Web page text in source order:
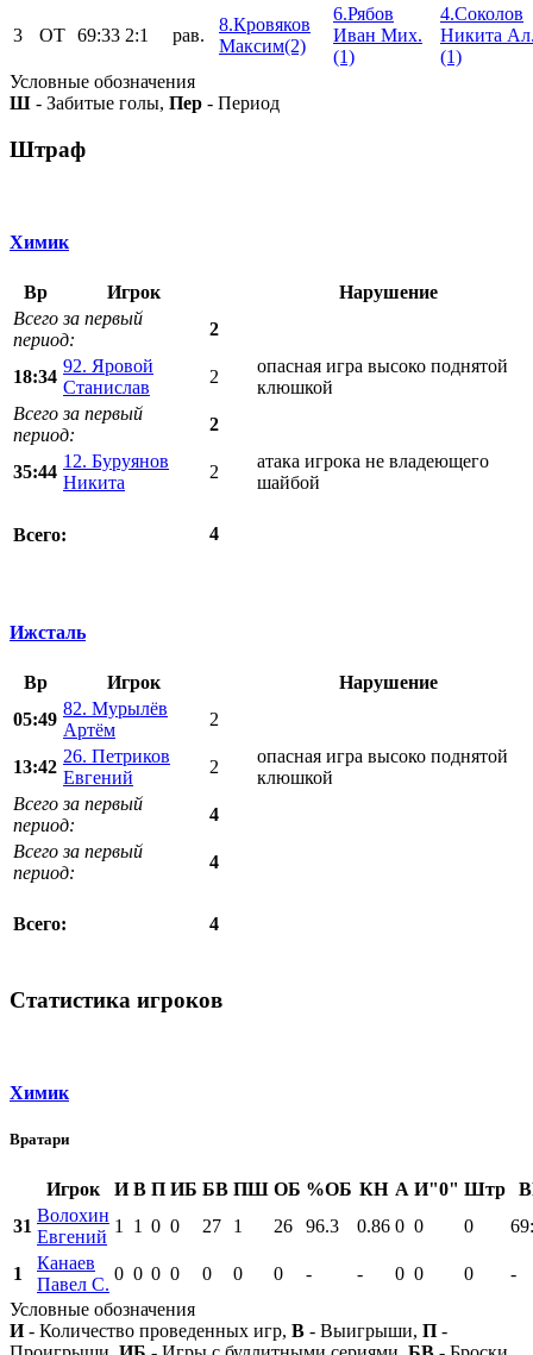
3 ОТ 69:33 2:1 рав.
8.Кровяков
Максим(2)
6.Рябов
Иван Мих.
(1)
4.Соколов
Никита
(1)
Условные обозначения
Ш - Забитые голы, Пер - Период
Штраф
Химик
Вр Игрок
Нарушение
Всего за первый
период:
2
18:34
92. Яровой
Станислав
2
опасная игра высоко поднятой
клюшкой
Всего за первый
период:
2
35:44
12. Буруянов
Никита
2
атака игрока не владеющего
шайбой
Всего: 4
Ижсталь
Вр Игрок
Нарушение
05:49
82. Мурылёв
Артём
2
13:42
26. Петриков
Евгений
2
опасная игра высоко поднятой
клюшкой
Всего за первый
период:
4
Всего за первый
период:
4
Всего: 4
Статистика игроков
Химик
Вратари
Игрок И В П ИБ БВ ПШ ОБ %ОБ КН А И"0" Штр
31
Волохин
Евгений
1 1 0 0 27 1 26 96.3 0.86 0 0 0
1
Канаев
Павел С.
0 0 0 0 0 0 0 - - 0 0 0
-
Условные обозначения
И- Количество проведенных игр, В - Выигрыши, П -